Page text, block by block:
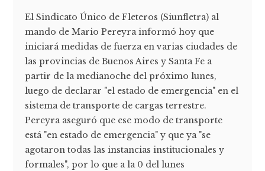
El Sindicato Único de Fleteros (Siunfletra) al
mando de Mario Pereyra informó hoy que
iniciará medidas de fuerza en varias ciudades de
las provincias de Buenos Aires y Santa Fe a
partir de la medianoche del próximo lunes,
luego de declarar "el estado de emergencia" en el
sistema de transporte de cargas terrestre.
Pereyra aseguró que ese modo de transporte
está "en estado de emergencia" y que ya "se
agotaron todas las instancias institucionales y
formales", por lo que a la 0 del lunes